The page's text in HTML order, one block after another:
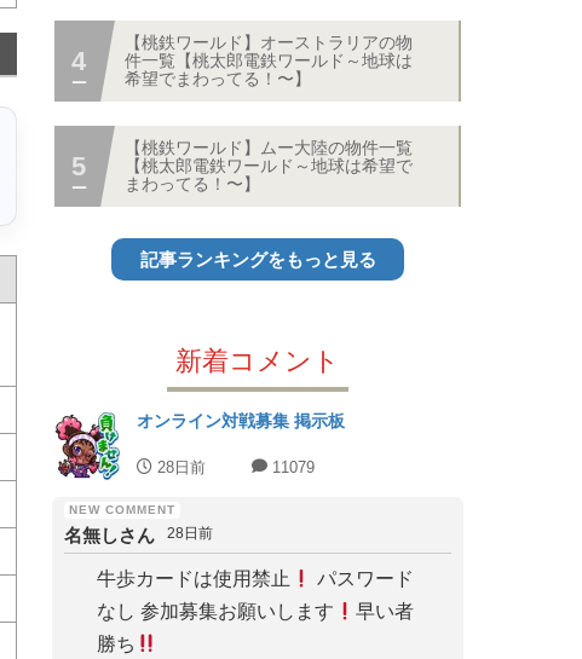
【桃鉄ワールド】オーストラリアの物
件一覧【桃太郎電鉄ワールド～地球は
希望でまわってる！〜】
【桃鉄ワールド】ムー大陸の物件一覧
【桃太郎電鉄ワールド～地球は希望で
まわってる！〜】
記事ランキングをもっと見る
新着コメント
オンライン対戦募集 掲示板
28日前 11079
名無しさん 28日前
牛歩カードは使用禁止
パスワード
なし 参加募集お願いします
早い者
勝ち